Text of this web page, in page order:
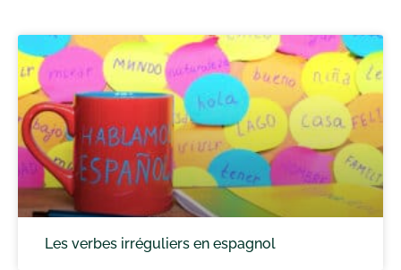
Les verbes irréguliers en espagnol